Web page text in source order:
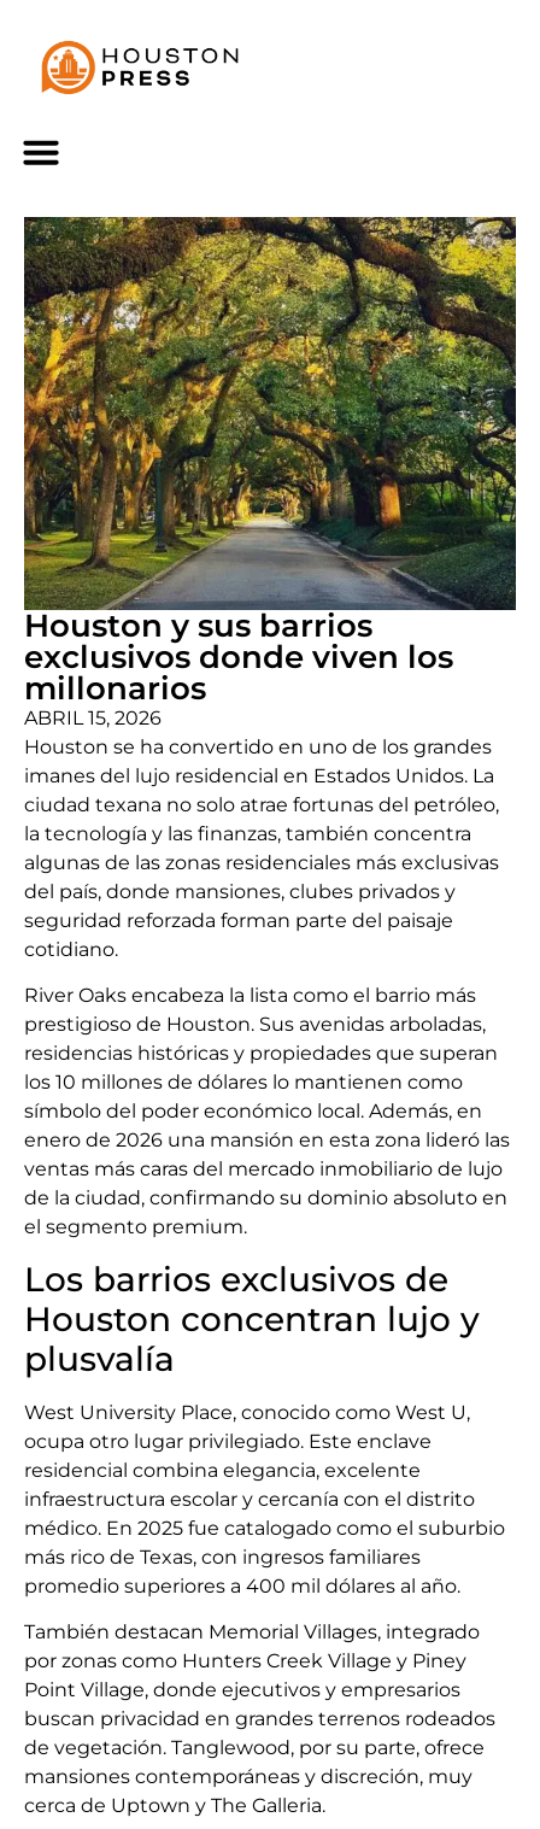
Houston y sus barrios
exclusivos donde viven los
millonarios
ABRIL 15, 2026
Houston se ha convertido en uno de los grandes
imanes del lujo residencial en Estados Unidos. La
ciudad texana no solo atrae fortunas del petróleo,
la tecnología y las finanzas, también concentra
algunas de las zonas residenciales más exclusivas
del país, donde mansiones, clubes privados y
seguridad reforzada forman parte del paisaje
cotidiano.
River Oaks encabeza la lista como el barrio más
prestigioso de Houston. Sus avenidas arboladas,
residencias históricas y propiedades que superan
los 10 millones de dólares lo mantienen como
símbolo del poder económico local. Además, en
enero de 2026 una mansión en esta zona lideró las
ventas más caras del mercado inmobiliario de lujo
de la ciudad, confirmando su dominio absoluto en
el segmento premium.
Los barrios exclusivos de
Houston concentran lujo y
plusvalía
West University Place, conocido como West U,
ocupa otro lugar privilegiado. Este enclave
residencial combina elegancia, excelente
infraestructura escolar y cercanía con el distrito
médico. En 2025 fue catalogado como el suburbio
más rico de Texas, con ingresos familiares
promedio superiores a 400 mil dólares al año.
También destacan Memorial Villages, integrado
por zonas como Hunters Creek Village y Piney
Point Village, donde ejecutivos y empresarios
buscan privacidad en grandes terrenos rodeados
de vegetación. Tanglewood, por su parte, ofrece
mansiones contemporáneas y discreción, muy
cerca de Uptown y The Galleria.